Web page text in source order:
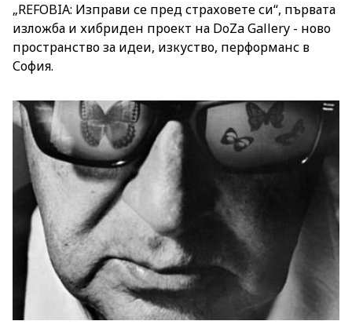
„REFOBIA: Изправи се пред страховете си“, първата
изложба и хибриден проект на DoZa Gallery - ново
пространство за идеи, изкуство, перформанс в
София.